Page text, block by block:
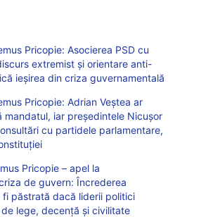
Pricopie: Asocierea PSD cu
extremist și orientare anti-
ieșirea din criza guvernamentală
Pricopie: Adrian Veștea ar
mandatul, iar președintele Nicușor
cu partidele parlamentare,
Pricopie – apel la
de guvern: Încrederea
fi păstrată dacă liderii politici
lege, decență și civilitate